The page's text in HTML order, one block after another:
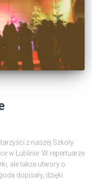
z naszej Szkoły
w Lublinie. W repertuarze
ale także utwory o
dopisały, dzięki